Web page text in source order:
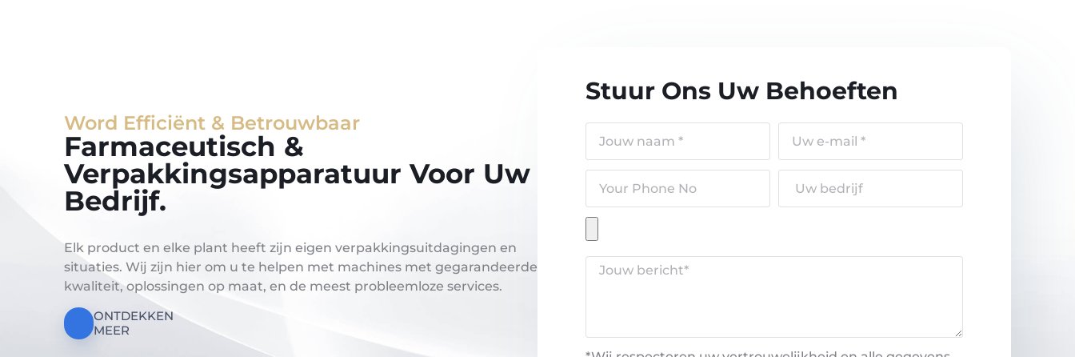
Word Efficiënt & Betrouwbaar
Farmaceutisch &
Verpakkingsapparatuur Voor Uw
Bedrijf.
Elk product en elke plant heeft zijn eigen verpakkingsuitdagingen en
situaties. Wij zijn hier om u te helpen met machines met gegarandeerde
kwaliteit, oplossingen op maat, en de meest probleemloze services.
ONTDEKKEN
MEER
Stuur Ons Uw Behoeften